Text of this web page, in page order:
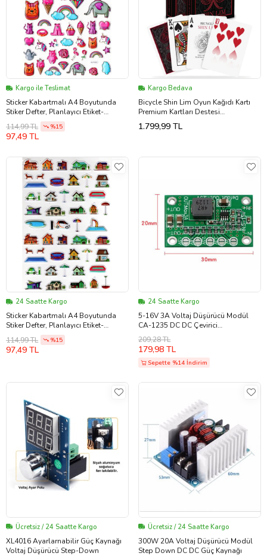
Kargo ile Teslimat
Sticker Kabartmalı A4 Boyutunda
Stiker Defter, Planlayıcı Etiket-
(lim503) - Pembe Temalı Unicorn
Dondurma
114,99 TL %15
97,49 TL
Kargo Bedava
Bicycle Shin Lim Oyun Kağıdı Kartı
Premium Kartları Destesi
Koleksiyonluk (Karışık)
1.799,99 TL
24 Saatte Kargo
Sticker Kabartmalı A4 Boyutunda
Stiker Defter, Planlayıcı Etiket-
(lim549) - Şehir Ev Havuz
114,99 TL %15
97,49 TL
24 Saatte Kargo
5-16V 3A Voltaj Düşürücü Modül
CA-1235 DC DC Çevirici
Ayarlanabilir Güç Kaynağı Step
Down Power Modu
209,28 TL
179,98 TL
Sepette %14 İndirim
Ücretsiz / 24 Saatte Kargo
XL4016 Ayarlarnabilir Güç Kaynağı
Voltaj Düşürücü Step-Down
Ücretsiz / 24 Saatte Kargo
300W 20A Voltaj Düşürücü Modül
Step Down DC DC Güç Kaynağı